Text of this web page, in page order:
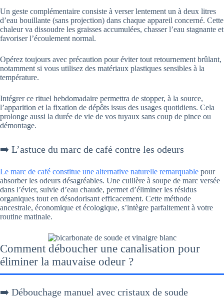
Un geste complémentaire consiste à verser lentement un à deux litres
d’eau bouillante (sans projection) dans chaque appareil concerné. Cette
chaleur va dissoudre les graisses accumulées, chasser l’eau stagnante et
favoriser l’écoulement normal.
Opérez toujours avec précaution pour éviter tout retournement brûlant,
notamment si vous utilisez des matériaux plastiques sensibles à la
température.
Intégrer ce rituel hebdomadaire permettra de stopper, à la source,
l’apparition et la fixation de dépôts issus des usages quotidiens. Cela
prolonge aussi la durée de vie de vos tuyaux sans coup de pince ou
démontage.
➡️ L’astuce du marc de café contre les odeurs
Le marc de café constitue une alternative naturelle remarquable pour
absorber les odeurs désagréables. Une cuillère à soupe de marc versée
dans l’évier, suivie d’eau chaude, permet d’éliminer les résidus
organiques tout en désodorisant efficacement. Cette méthode
ancestrale, économique et écologique, s’intègre parfaitement à votre
routine matinale.
Comment déboucher une canalisation pour
éliminer la mauvaise odeur ?
➡️ Débouchage manuel avec cristaux de soude